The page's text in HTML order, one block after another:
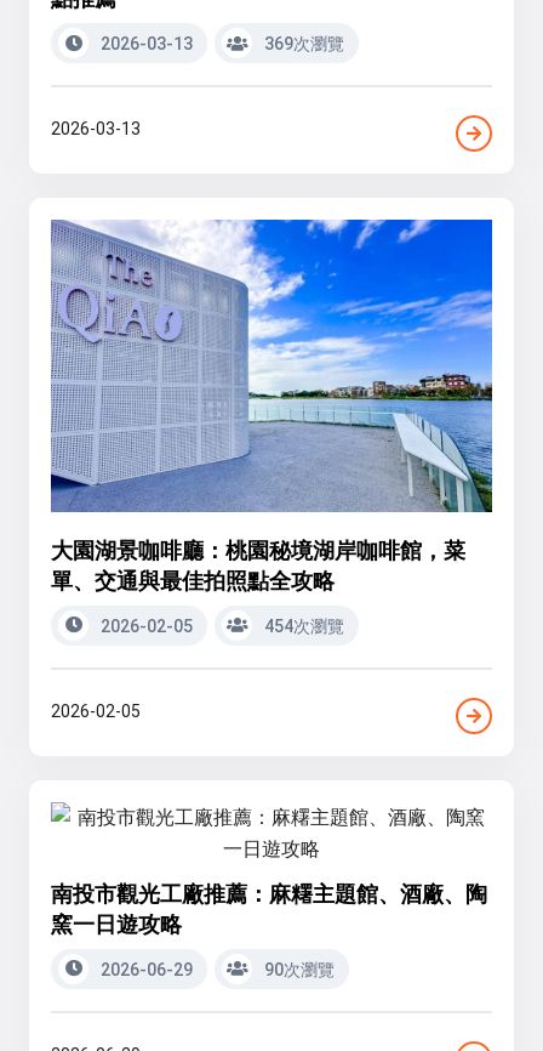
2026-03-13 369次瀏覽
2026-03-13
大園湖景咖啡廳：桃園秘境湖岸咖啡館，菜
單、交通與最佳拍照點全攻略
2026-02-05 454次瀏覽
2026-02-05
南投市觀光工廠推薦：麻糬主題館、酒廠、陶
窯一日遊攻略
2026-06-29 90次瀏覽